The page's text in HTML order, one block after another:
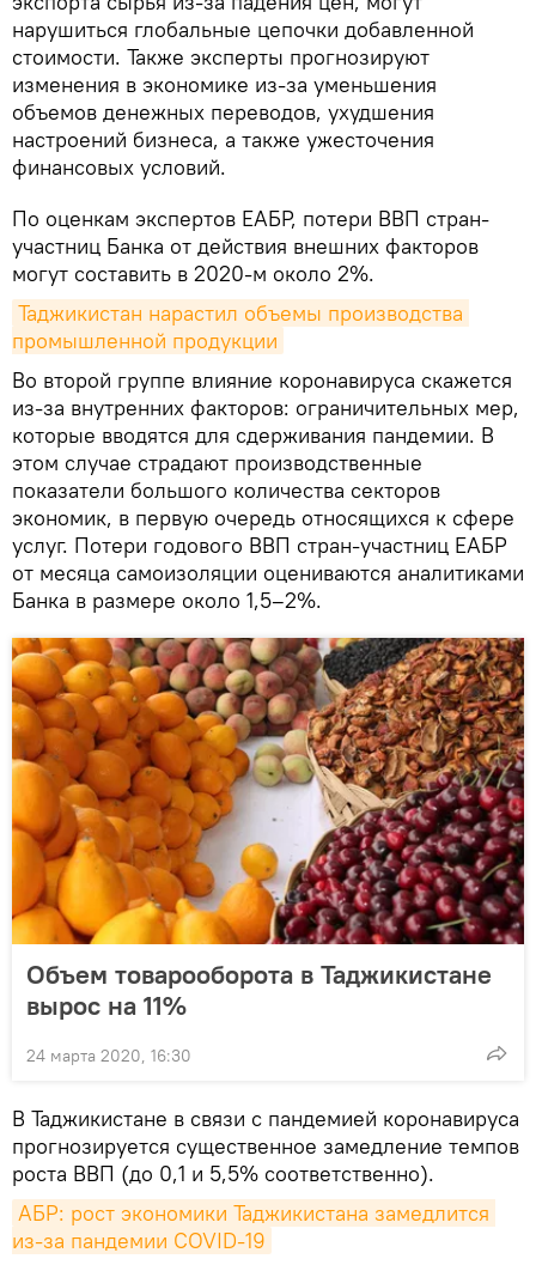
нарушиться глобальные цепочки добавленной
стоимости. Также эксперты прогнозируют
изменения в экономике из-за уменьшения
объемов денежных переводов, ухудшения
настроений бизнеса, а также ужесточения
финансовых условий.
По оценкам экспертов ЕАБР, потери ВВП стран-
участниц Банка от действия внешних факторов
могут составить в 2020-м около 2%.
Таджикистан нарастил объемы производства
промышленной продукции
Во второй группе влияние коронавируса скажется
из-за внутренних факторов: ограничительных мер,
которые вводятся для сдерживания пандемии. В
этом случае страдают производственные
показатели большого количества секторов
экономик, в первую очередь относящихся к сфере
услуг. Потери годового ВВП стран-участниц ЕАБР
от месяца самоизоляции оцениваются аналитиками
Банка в размере около 1,5–2%.
Объем товарооборота в Таджикистане
вырос на 11%
24 марта 2020, 16:30
В Таджикистане в связи с пандемией коронавируса
прогнозируется существенное замедление темпов
роста ВВП (до 0,1 и 5,5% соответственно).
АБР: рост экономики Таджикистана замедлится
из-за пандемии COVID-19